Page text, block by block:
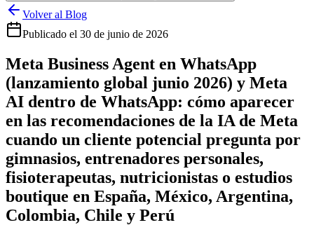
Volver al Blog
Publicado el 30 de junio de 2026
Meta Business Agent en WhatsApp
(lanzamiento global junio 2026) y Meta
AI dentro de WhatsApp: cómo aparecer
en las recomendaciones de la IA de Meta
cuando un cliente potencial pregunta por
gimnasios, entrenadores personales,
fisioterapeutas, nutricionistas o estudios
boutique en España, México, Argentina,
Colombia, Chile y Perú